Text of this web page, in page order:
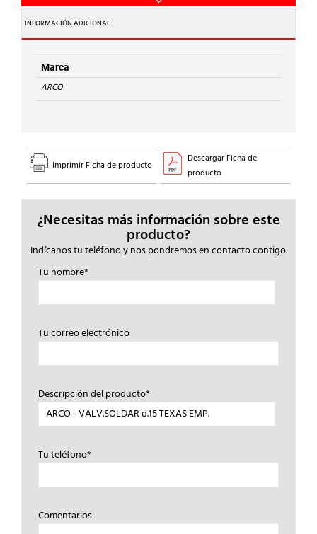
d.15
TEXAS
EMP.
cantidad
INFORMACIÓN ADICIONAL
Marca
ARCO
Imprimir Ficha de producto
Descargar Ficha de
producto
¿Necesitas más información sobre este
producto?
Indícanos tu teléfono y nos pondremos en contacto contigo.
Tu nombre*
Tu correo electrónico
Descripción del producto*
Tu teléfono*
Comentarios